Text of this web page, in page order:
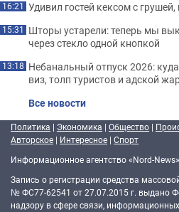
16:21 Удивил гостей кексом с
15:31 Шторы устарели: теперь мы
через стекло одной кнопкой
13:18 Небанальный отпуск 2026:
виз, толп туристов и адской
Все новости
Политика | Экономика | Общество |
Авторское | Интересное | Спорт
Информационное агентство «Nord-News»
Запись о регистрации средства
№ ФС77-62541 от 27.07.2015 г. выдано
надзору в сфере связи,